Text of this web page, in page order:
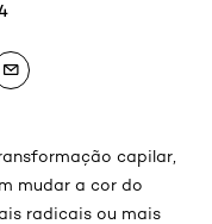
capilar,
mudar a cor do
radicais ou mais